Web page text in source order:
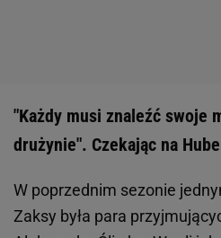
"Każdy musi znaleźć swoje
drużynie". Czekając na
W poprzednim sezonie
Zaksy była para